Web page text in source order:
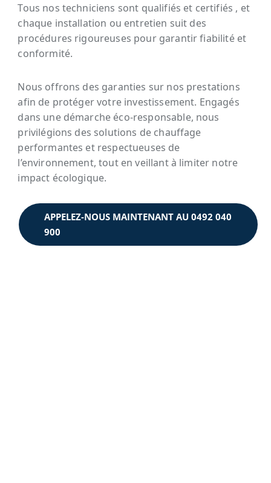
Tous nos techniciens sont qualifiés et certifiés , et
chaque installation ou entretien suit des
procédures rigoureuses pour garantir fiabilité et
conformité.
Nous offrons des garanties sur nos prestations
afin de protéger votre investissement. Engagés
dans une démarche éco-responsable, nous
privilégions des solutions de chauffage
performantes et respectueuses de
l’environnement, tout en veillant à limiter notre
impact écologique.
APPELEZ-NOUS MAINTENANT AU 0492 040
900